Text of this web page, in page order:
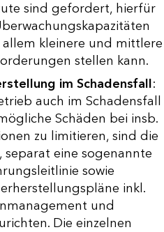
sind gefordert, hierfür
allem kleinere und mittlere
stellen kann.
im Schadensfall:
auch im Schadensfall
Schäden bei insb.
zu limitieren, sind die
eine sogenannte
sowie
inkl.
und
Die einzelnen